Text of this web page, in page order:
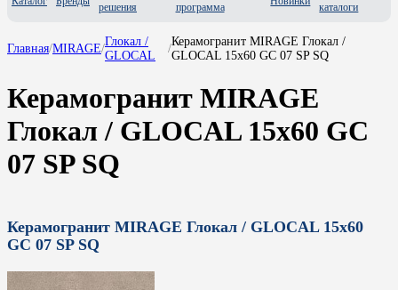
решения
программа
каталоги
Главная/MIRAGE/
Глокал /
GLOCAL
/
Керамогранит MIRAGE Глокал /
GLOCAL 15x60 GC 07 SP SQ
Керамогранит MIRAGE
Глокал / GLOCAL 15x60 GC
07 SP SQ
Керамогранит MIRAGE Глокал / GLOCAL 15x60
GC 07 SP SQ